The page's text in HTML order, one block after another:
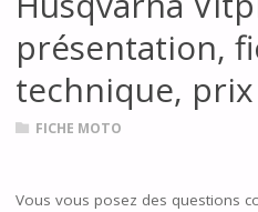
présentation,
technique, prix
FICHE MOTO
Vous vous posez des questions